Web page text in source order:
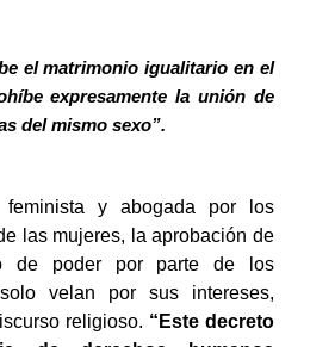
el matrimonio igualitario en el
expresamente la unión de
del mismo sexo”.
feminista y abogada por los
las mujeres, la aprobación de
de poder por parte de los
velan por sus intereses,
religioso. “Este decreto